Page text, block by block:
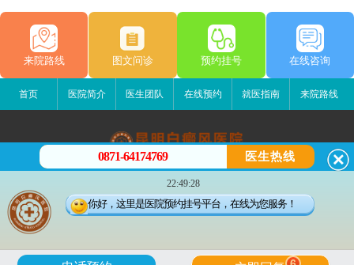
来院路线 图文问诊 预约挂号 在线咨询
首页 医院简介 医生团队 在线预约 就医指南 来院路线
昆明白癜风医院
昆明市五华区护国路2号
版权所有：昆明白癜风医院
滇公安备 53010202000563号
0871-64174769 医生热线
22:49:28
你好，这里是医院预约挂号平台，在线为您服务！